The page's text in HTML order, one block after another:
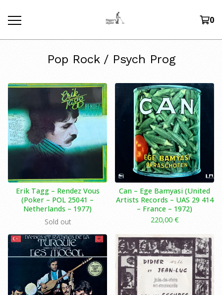
0
Pop Rock / Psych Prog
Erik Tagg ‎– Rendez Vous
(Poker ‎– POL 25041 –
Netherlands – 1977)
Sold out
Can – Ege Bamyasi (United
Artists Records – UAS 29 414
– France – 1972)
220,00 €